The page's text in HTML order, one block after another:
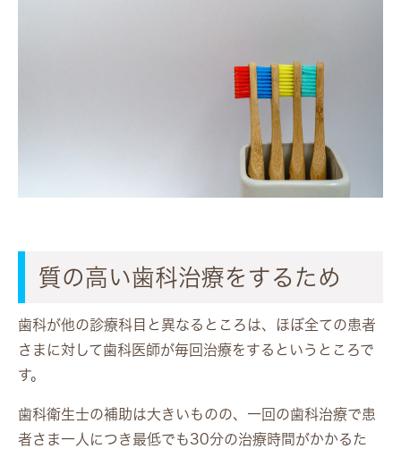
質の高い歯科治療をするため
歯科が他の診療科目と異なるところは、ほぼ全ての患者
さまに対して歯科医師が毎回治療をするというところで
す。
歯科衛生士の補助は大きいものの、一回の歯科治療で患
者さま一人につき最低でも30分の治療時間がかかるた